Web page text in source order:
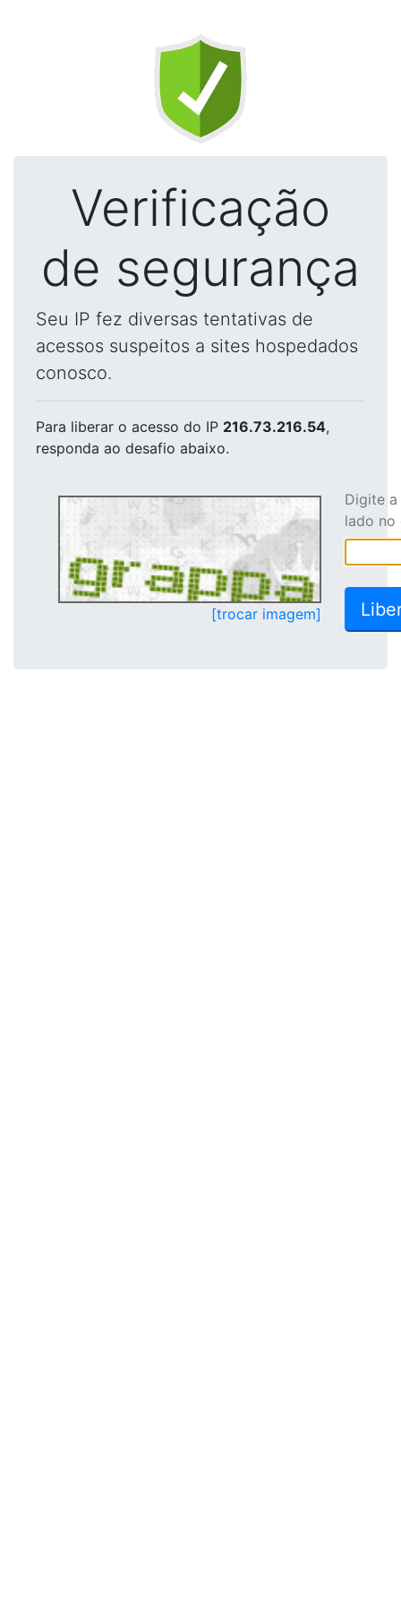
Verificação
de segurança
Seu IP fez diversas tentativas de
acessos suspeitos a sites hospedados
conosco.
Para liberar o acesso do IP 216.73.216.54,
responda ao desafio abaixo.
[trocar imagem]
Digite
lado no